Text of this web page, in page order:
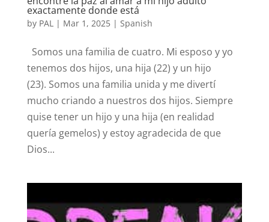
exactamente donde está
by PAL | Mar 1, 2025| Spanish
Somos una familia de cuatro. Mi esposo y yo
tenemos dos hijos, una hija (22) y un hijo
(23). Somos una familia unida y me divertí
mucho criando a nuestros dos hijos. Siempre
quise tener un hijo y una hija (en realidad
quería gemelos) y estoy agradecida de que
Dios...